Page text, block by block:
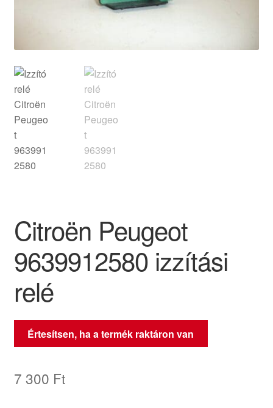
Panaszkezelési szabályzat
Rólunk
Saját fiókom
Szállítás
Szállítás világszerte
Citroën Peugeot
9639912580 izzítási
relé
Értesítsen, ha a termék raktáron van
7 300 Ft